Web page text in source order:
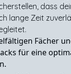
dass
lange Zeit
Fächer
für eine